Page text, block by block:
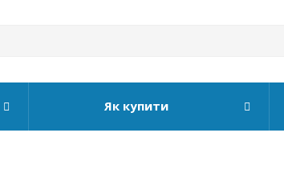
Як купити